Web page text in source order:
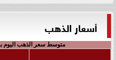
أسعار الذهب
متوسط سعر الذهب اليوم